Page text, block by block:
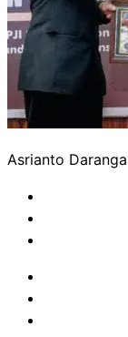
Asrianto Daranga